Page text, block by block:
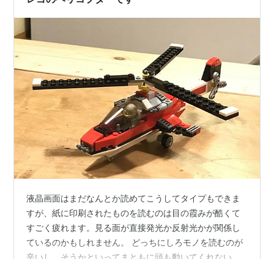
液晶画面はまだなんとか読めてこうしてタイプもできま
すが、紙に印刷されたものを読むのは目の霞みが酷くて
すごく疲れます。見る面が直接発光か反射光かが関係し
ているのかもしれません。 どっちにしろモノを読むのが